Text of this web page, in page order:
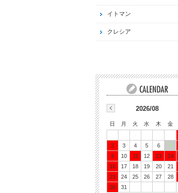
イトマン
クレシア
2026/08
日 月 火 水 木 金
2
3 4 5 6 7
9
10 11 12 13 14
16
17 18 19 20 21
23
24 25 26 27 28
30
31